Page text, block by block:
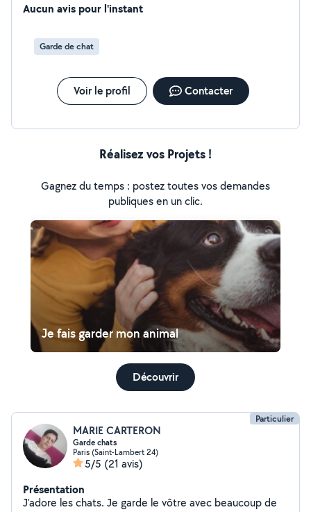
Aucun avis pour l'instant
Garde de chat
Voir le profil Contacter
Réalisez vos Projets !
Gagnez du temps : postez toutes vos demandes
publiques en un clic.
Je fais garder mon animal
Découvrir
Particulier
MARIE CARTERON
Garde chats
Paris (Saint-Lambert 24)
5/5 (21 avis)
Présentation
J'adore les chats. Je garde le vôtre avec beaucoup de